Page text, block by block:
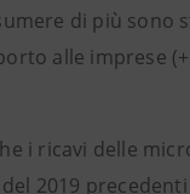
di più
alle imprese
i ricavi delle
2019